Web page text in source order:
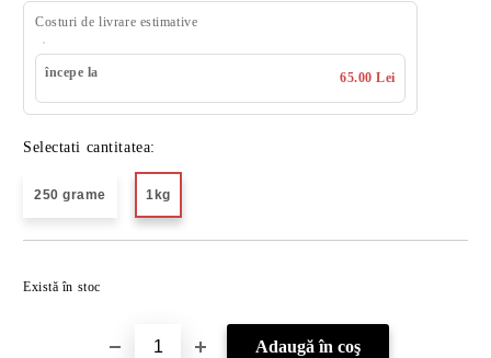
Costuri de livrare estimative
începe la 65.00 Lei
Selectati cantitatea:
250 grame 1kg
Există în stoc